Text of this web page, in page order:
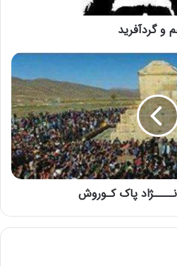
و گردآفريد
پاک کـوروش